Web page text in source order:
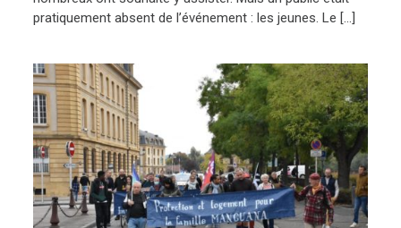
pratiquement absent de l’événement : les jeunes. Le […]